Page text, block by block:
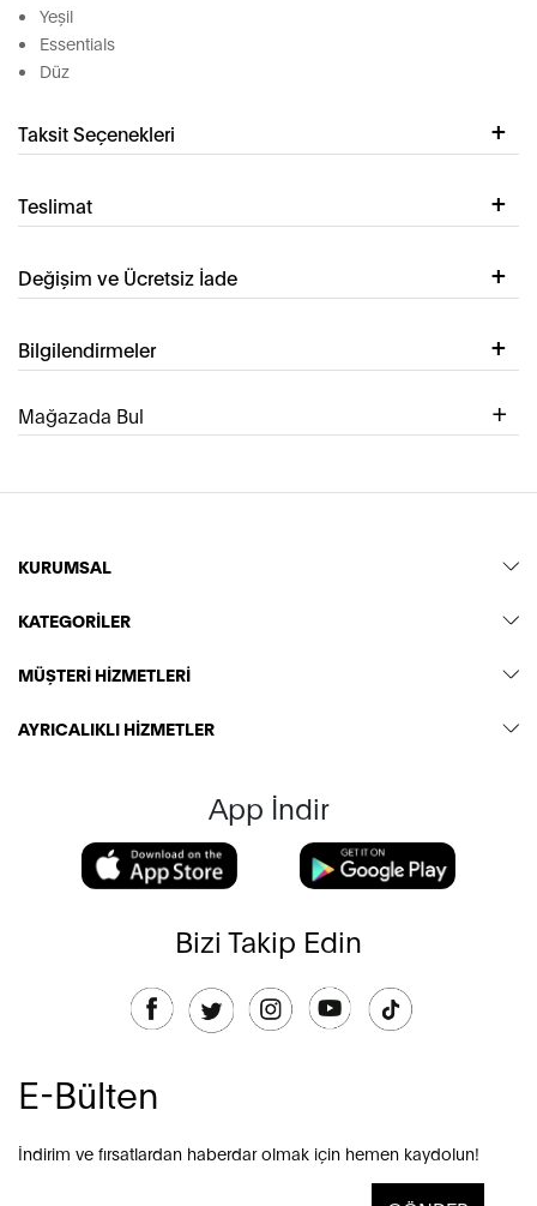
Yeşil
Essentials
Düz
Taksit Seçenekleri
Teslimat
Değişim ve Ücretsiz İade
Bilgilendirmeler
Mağazada Bul
KURUMSAL
KATEGORİLER
MÜŞTERİ HİZMETLERİ
AYRICALIKLI HİZMETLER
App İndir
Bizi Takip Edin
E-Bülten
İndirim ve fırsatlardan haberdar olmak için hemen kaydolun!